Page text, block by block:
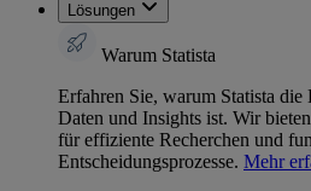
Lösungen
Warum Statista
Erfahren Sie, warum Statista
Daten und Insights ist. Wir
für effiziente Recherchen und
Entscheidungsprozesse. Mehr